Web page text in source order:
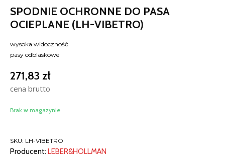
SPODNIE OCHRONNE DO PASA
OCIEPLANE (LH-VIBETRO)
wysoka widoczność
pasy odblaskowe
271,83 zł
cena brutto
Brak w magazynie
SKU: LH-VIBETRO
Producent:LEBER&HOLLMAN